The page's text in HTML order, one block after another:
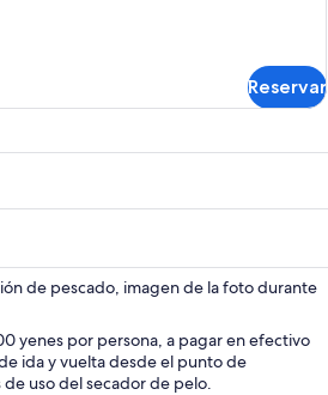
Reservar
de pescado, imagen de la foto durante
yenes por persona, a pagar en efectivo
ida y vuelta desde el punto de
uso del secador de pelo.